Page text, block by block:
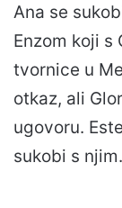
Ana se
Enzom koji
tvornice u
otkaz, ali
ugovoru.
sukobi s njim.